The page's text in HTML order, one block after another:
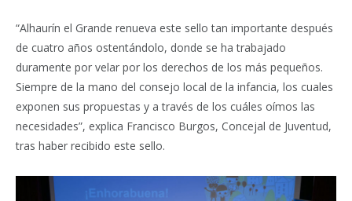
“Alhaurín el Grande renueva este sello tan importante después
de cuatro años ostentándolo, donde se ha trabajado
duramente por velar por los derechos de los más pequeños.
Siempre de la mano del consejo local de la infancia, los cuales
exponen sus propuestas y a través de los cuáles oímos las
necesidades”, explica Francisco Burgos, Concejal de Juventud,
tras haber recibido este sello.